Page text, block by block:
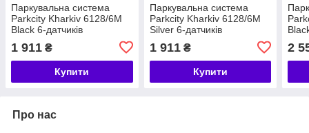
Паркувальна система
Parkcity Kharkiv 6128/6M
Black 6-датчиків
1 911 ₴
Купити
Паркувальна система
Parkcity Kharkiv 6128/6M
Silver 6-датчиків
1 911₴
Купити
2
Про нас